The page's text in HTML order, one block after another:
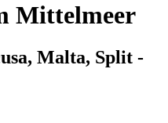
Mittelmeer
Malta, Split -